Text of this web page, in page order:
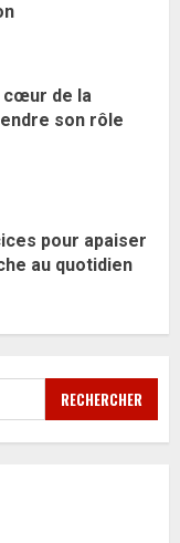
cœur de la
son rôle
pour apaiser
au quotidien